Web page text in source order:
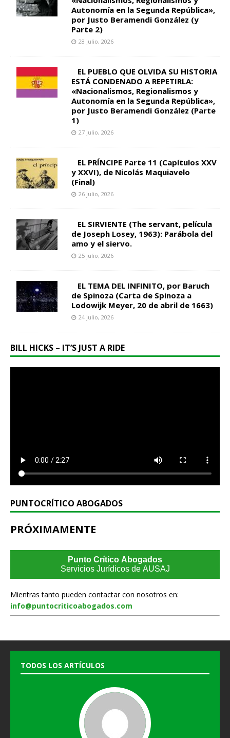
Autonomía en la Segunda República»,
por Justo Beramendi González (y
Parte 2)
28 julio, 2026
EL PUEBLO QUE OLVIDA SU HISTORIA
ESTÁ CONDENADO A REPETIRLA:
«Nacionalismos, Regionalismos y
Autonomía en la Segunda República»,
por Justo Beramendi González (Parte
1)
27 julio, 2026
EL PRÍNCIPE Parte 11 (Capítulos XXV
y XXVI), de Nicolás Maquiavelo
(Final)
26 julio, 2026
EL SIRVIENTE (The servant, película
de Joseph Losey, 1963): Parábola del
amo y el siervo.
25 julio, 2026
EL TEMA DEL INFINITO, por Baruch
de Spinoza (Carta de Spinoza a
Lodowijk Meyer, 20 de abril de 1663)
24 julio, 2026
BILL HICKS – IT’S JUST A RIDE
PUNTOCRÍTICO ABOGADOS
PRÓXIMAMENTE
Punto Crítico Abogados
Servicios Jurídicos de AUSAJ
Mientras tanto pueden contactar con nosotros en:
info@puntocriticoabogados.com
TODOS LOS ARTÍCULOS